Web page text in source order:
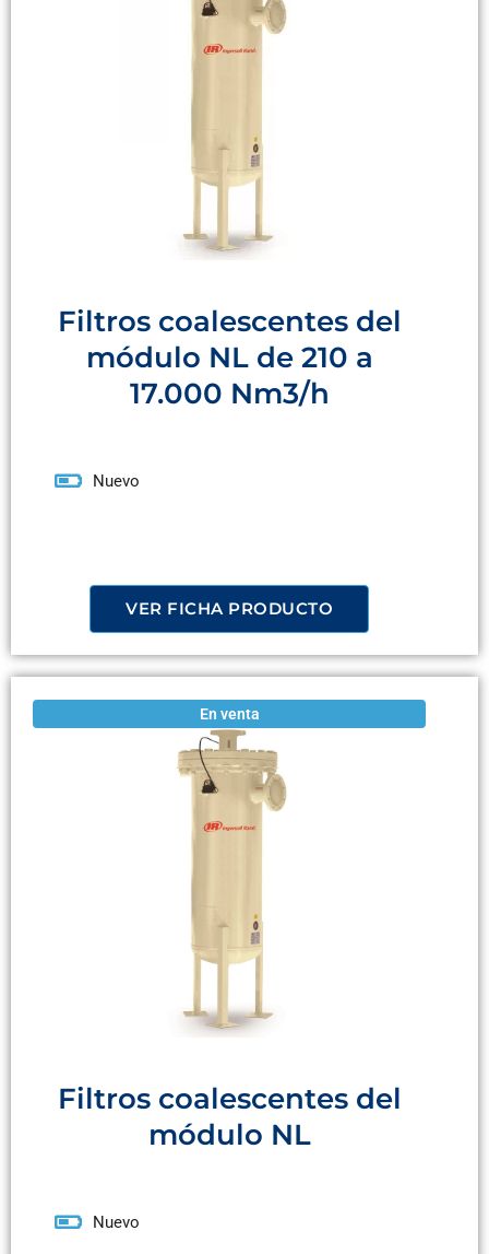
Filtros coalescentes del
módulo NL de 210 a
17.000 Nm3/h
Nuevo
VER FICHA PRODUCTO
En venta
Filtros coalescentes del
módulo NL
Nuevo